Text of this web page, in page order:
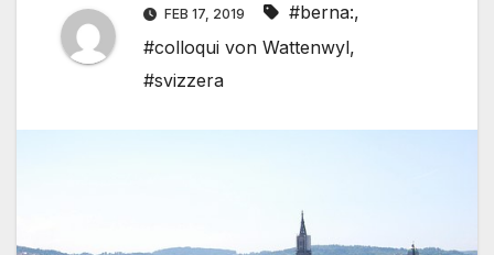
FEB 17, 2019 #berna:,
#colloqui von Wattenwyl,
#svizzera